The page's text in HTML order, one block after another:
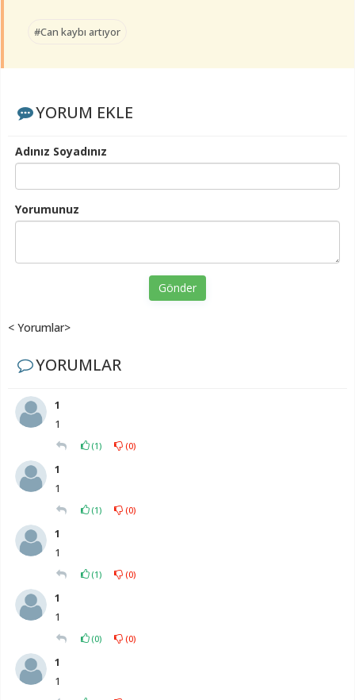
#Can kaybı artıyor
YORUM EKLE
Adınız Soyadınız
Yorumunuz
Gönder
< Yorumlar>
YORUMLAR
1
1
(1) (0)
1
1
(1) (0)
1
1
(1) (0)
1
1
(0) (0)
1
1